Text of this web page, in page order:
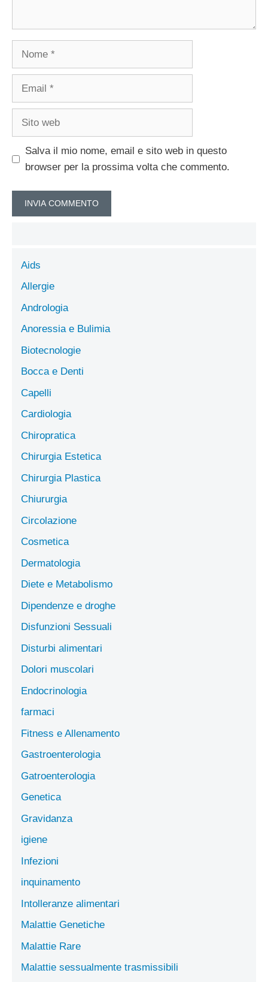
Nome
Email
Sito
Salva il mio nome, email e sito web in questo
browser per la prossima volta che commento.
Aids
Allergie
Andrologia
Anoressia e Bulimia
Biotecnologie
Bocca e Denti
Capelli
Cardiologia
Chiropratica
Chirurgia Estetica
Chirurgia Plastica
Chiururgia
Circolazione
Cosmetica
Dermatologia
Diete e Metabolismo
Dipendenze e droghe
Disfunzioni Sessuali
Disturbi alimentari
Dolori muscolari
Endocrinologia
farmaci
Fitness e Allenamento
Gastroenterologia
Gatroenterologia
Genetica
Gravidanza
igiene
Infezioni
inquinamento
Intolleranze alimentari
Malattie Genetiche
Malattie Rare
Malattie sessualmente trasmissibili